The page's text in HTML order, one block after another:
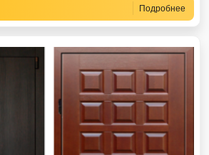
Подробнее